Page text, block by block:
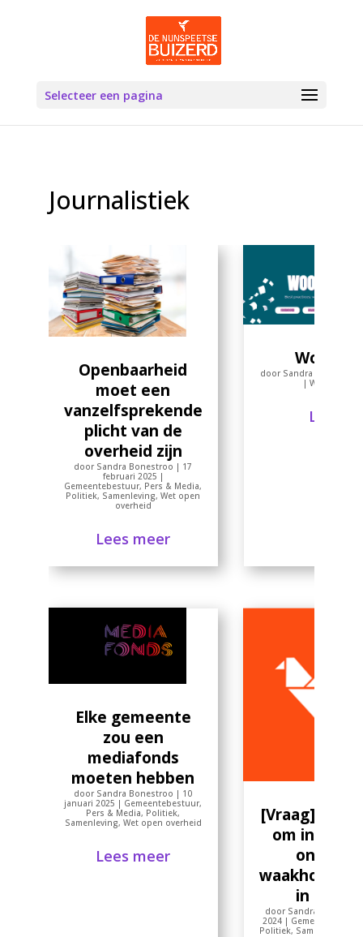
Selecteer een pagina
Journalistiek
Openbaarheid
moet een
vanzelfsprekende
plicht van de
overheid zijn
door Sandra Bonestroo | 17
februari 2025 |
Gemeentebestuur, Pers & Media,
Politiek, Samenleving,Wet open
overheid
Lees meer
Woo
door Sandra Bonestroo
|Wet open
Lees
Elke gemeente
zou een
mediafonds
moeten hebben
door Sandra Bonestroo | 10
januari 2025 | Gemeentebestuur,
Pers & Media, Politiek,
Samenleving, Wet open overheid
Lees meer
[Vraag] is
om in
in te
door Sandra
2024 |
Politiek, Samenleving